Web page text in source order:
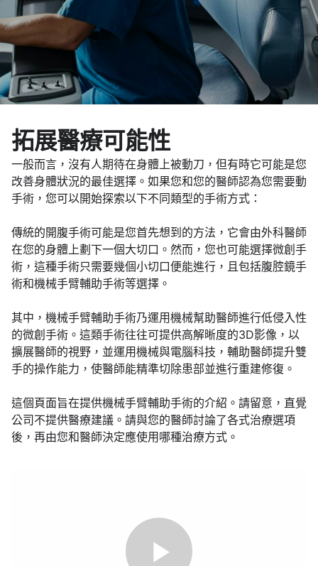
拓展醫療可能性
一般而言，沒有人期待在身體上被動刀，但有時它可能是您
改善身體狀況的最佳選擇。如果您和您的醫師認為您需要動
手術，您可以開始探索以下不同類型的手術方式：
傳統的開腹手術可能是您首先想到的方法，它會由外科醫師
在您的身體上劃下一個大切口。然而，您也可能選擇微創手
術，這種手術只需要幾個小切口便能進行，且包括腹腔鏡手
術和機械手臂輔助手術等選擇。
其中，機械手臂輔助手術乃運用機械幫助醫師進行低侵入性
的微創手術。這類手術往往可提供高解晰度的3D影像，以
擴展醫師的視野，並運用機械與電腦科技，輔助醫師提升雙
手的操作能力，使醫師能精準切除患部並進行重建修復。
這個頁面旨在提供機械手臂輔助手術的介紹。請留意，直覺
公司不提供醫療建議。請與您的醫師討論了各式治療選項
後，再由您和醫師決定應使用哪種治療方式。